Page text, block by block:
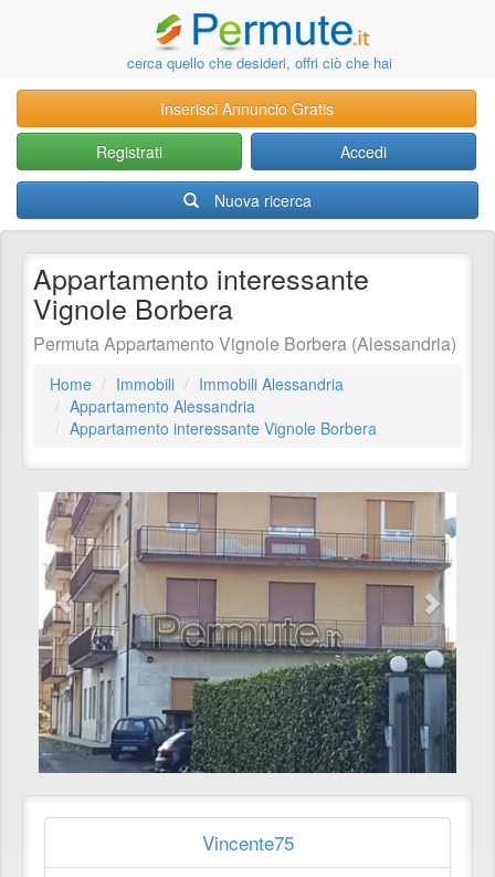
cerca quello che desideri, offri ciò che hai
Inserisci Annuncio Gratis
Registrati
Accedi
Nuova ricerca
Appartamento interessante
Vignole Borbera
Permuta Appartamento Vignole Borbera (Alessandria)
Home Immobili
Immobili Alessandria
Appartamento Alessandria
Appartamento interessante Vignole Borbera
Vincente75